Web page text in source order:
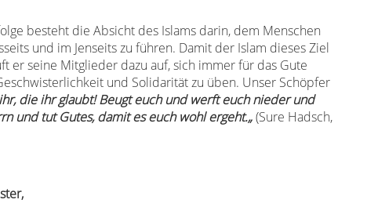
besteht die Absicht des Islams darin, dem Menschen
und im Jenseits zu führen. Damit der Islam dieses Ziel
er seine Mitglieder dazu auf, sich immer für das Gute
und Solidarität zu üben. Unser Schöpfer
die ihr glaubt! Beugt euch und werft euch nieder und
und tut Gutes, damit es euch wohl ergeht.„(Sure Hadsch,